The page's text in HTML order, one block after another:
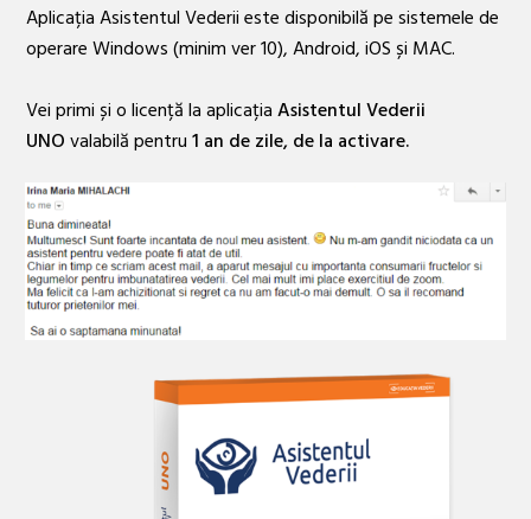
Aplicația Asistentul Vederii este disponibilă pe sistemele de
operare Windows (minim ver 10), Android, iOS și MAC.
Vei primi și o licență la aplicațiaAsistentul Vederii
UNOvalabilă pentru1 an de zile, de la activare.